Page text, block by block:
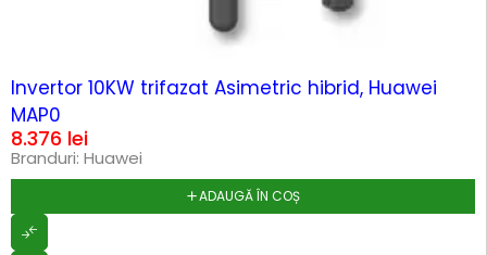
Invertor 10KW trifazat Asimetric hibrid, Huawei
MAP0
8.376 lei
Branduri: Huawei
ADAUGĂ ÎN COȘ